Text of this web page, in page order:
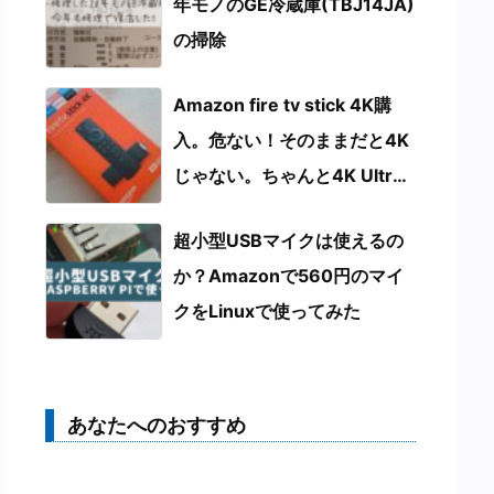
の掃除
Amazon fire tv stick 4K購
入。危ない！そのままだと4K
じゃない。ちゃんと4K Ultra
超小型USBマイクは使えるの
か？Amazonで560円のマイ
クをLinuxで使ってみた
あなたへのおすすめ